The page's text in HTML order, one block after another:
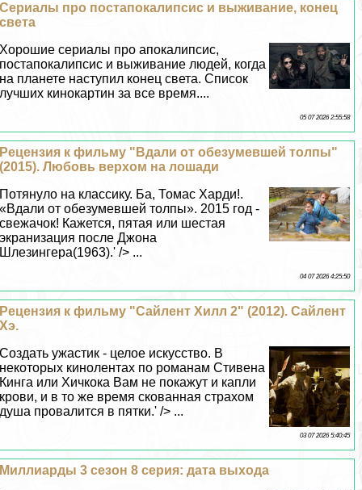
Сериалы про постапокалипсис и выживание, конец
света
Хорошие сериалы про апокалипсис,
постапокалипсис и выживание людей, когда
на планете наступил конец света. Список
лучших кинокартин за все время....
05 07 2026 2:55:58
Рецензия к фильму "Вдали от обезумевшей толпы"
(2015). Любовь верхом на лошади
Потянуло на классику. Ба, Томас Харди!.
«Вдали от обезумевшей толпы». 2015 год -
свежачок! Кажется, пятая или шестая
экранизация после Джона
Шлезингера(1963).' /> ...
04 07 2026 4:25:50
Рецензия к фильму "Сайлент Хилл 2" (2012). Сайлент
Хэ.
Создать ужастик - целое искусство. В
некоторых кинолентах по романам Стивена
Кинга или Хичкока Вам не покажут и капли
крови, и в то же время скованная страхом
душа провалится в пятки.' /> ...
03 07 2026 5:40:45
Миллиарды 3 сезон 8 серия: дата выхода